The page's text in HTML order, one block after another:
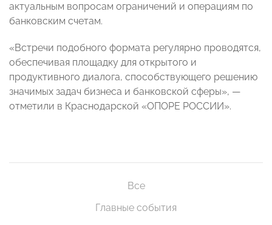
актуальным вопросам ограничений и операциям по
банковским счетам.
«Встречи подобного формата регулярно проводятся,
обеспечивая площадку для открытого и
продуктивного диалога, способствующего решению
значимых задач бизнеса и банковской сферы», —
отметили в Краснодарской «ОПОРЕ РОССИИ».
Все
Главные события